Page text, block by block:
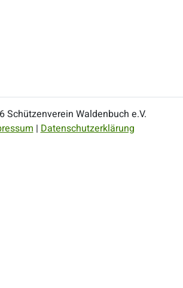
Schützenverein Waldenbuch e.V.
|Datenschutzerklärung